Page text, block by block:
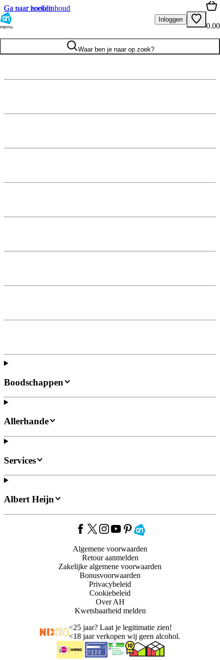
Ga naar hoofdinhoud
Ga naar zoeken
menu
Inloggen
0.00
Waar ben je naar op zoek?
Boodschappen
Allerhande
Services
Albert Heijn
Algemene voorwaarden
Retour aanmelden
Zakelijke algemene voorwaarden
Bonusvoorwaarden
Privacybeleid
Cookiebeleid
Over AH
Kwetsbaarheid melden
<25 jaar? Laat je legitimatie zien!
<18 jaar verkopen wij geen alcohol.